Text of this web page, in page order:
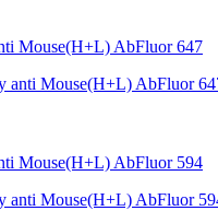
Mouse(H+L) AbFluor 647
Mouse(H+L) AbFluor 594